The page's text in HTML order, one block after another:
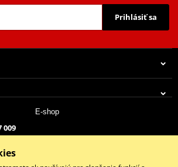
Prihlásiť sa
E-shop
009
17:00 | So: 9:00-13:00 | Ne: Zatvorené